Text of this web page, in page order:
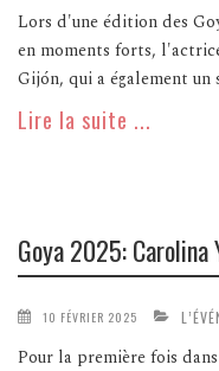
Lors d'une édition des
en moments forts,
Gijón, qui a également un
Lire la suite ...
Goya 2025: Carolina
10 FÉVRIER 2025
Pour la première fois